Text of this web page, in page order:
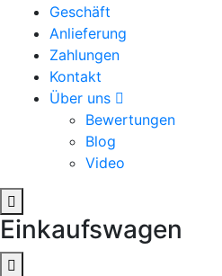
Geschäft
Anlieferung
Zahlungen
Kontakt
Über uns
Bewertungen
Blog
Video
Einkaufswagen